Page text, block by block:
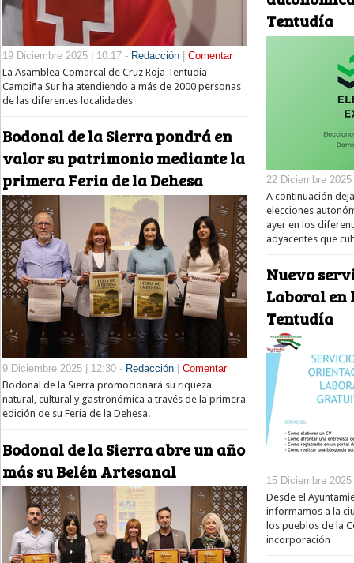
19 Diciembre 2025 | 10:17 - Redacción | Comentar
La Asamblea Comarcal de Cruz Roja Tentudia-
Campiña Sur ha atendiendo a más de 2000 personas
de las diferentes localidades
Bodonal de la Sierra pondrá en
valor su patrimonio mediante la
primera Feria de la Dehesa
9 Diciembre 2025 | 12:30 - Redacción
Comentar
Bodonal de la Sierra promocionará su riqueza
natural, cultural y gastronómica a través de la primera
edición de su Feria de la Dehesa.
Bodonal de la Sierra abre un año
más su Belén Artesanal
Tentudía
22 Diciembre
A continuación
elecciones
ayer en los
adyacentes que
Nuevo
Laboral en
Tentudía
15 Diciembre
Desde el
informamos a la
los pueblos de la
incorporación